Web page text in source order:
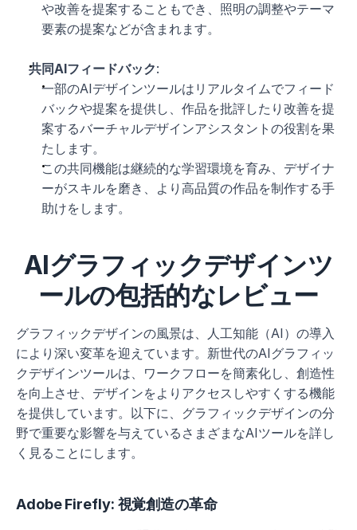
や改善を提案することもでき、照明の調整やテーマ
要素の提案などが含まれます。
共同AIフィードバック:
一部のAIデザインツールはリアルタイムでフィード
バックや提案を提供し、作品を批評したり改善を提
案するバーチャルデザインアシスタントの役割を果
たします。
この共同機能は継続的な学習環境を育み、デザイナ
ーがスキルを磨き、より高品質の作品を制作する手
助けをします。
AIグラフィックデザインツ
ールの包括的なレビュー
グラフィックデザインの風景は、人工知能（AI）の導入
により深い変革を迎えています。新世代のAIグラフィッ
クデザインツールは、ワークフローを簡素化し、創造性
を向上させ、デザインをよりアクセスしやすくする機能
を提供しています。以下に、グラフィックデザインの分
野で重要な影響を与えているさまざまなAIツールを詳し
く見ることにします。
Adobe Firefly: 視覚創造の革命